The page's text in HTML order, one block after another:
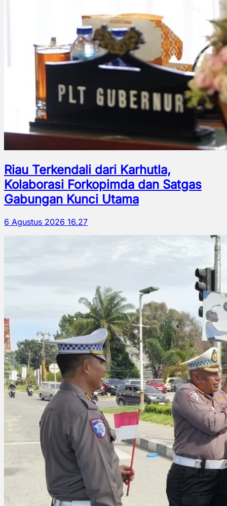
Riau Terkendali dari Karhutla,
Kolaborasi Forkopimda dan Satgas
Gabungan Kunci Utama
6 Agustus 2026 16.27